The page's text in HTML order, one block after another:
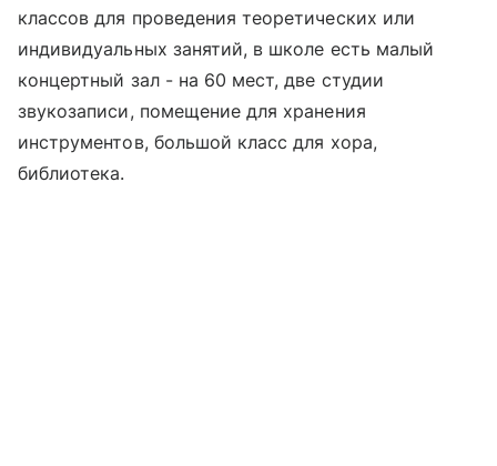
классов для проведения теоретических или
индивидуальных занятий, в школе есть малый
концертный зал - на 60 мест, две студии
звукозаписи, помещение для хранения
инструментов, большой класс для хора,
библиотека.